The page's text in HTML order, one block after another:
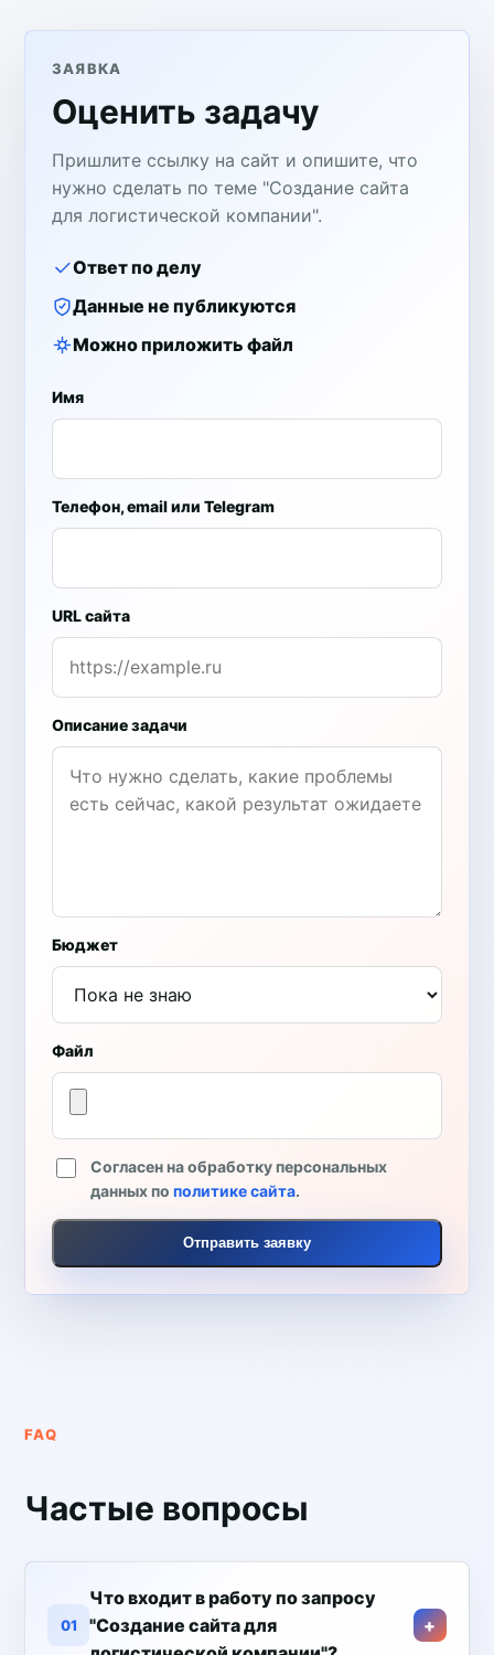
ЗАЯВКА
Оценить задачу
Пришлите ссылку на сайт и опишите, что
нужно сделать по теме "Создание сайта
для логистической компании".
Ответ по делу
Данные не публикуются
Можно приложить файл
Имя
Телефон, email или Telegram
URL сайта
Описание задачи
Бюджет
Файл
Согласен на обработку персональных
данных пополитике сайта.
Отправить заявку
FAQ
Частые вопросы
01
Что входит в работу по запросу
"Создание сайта для